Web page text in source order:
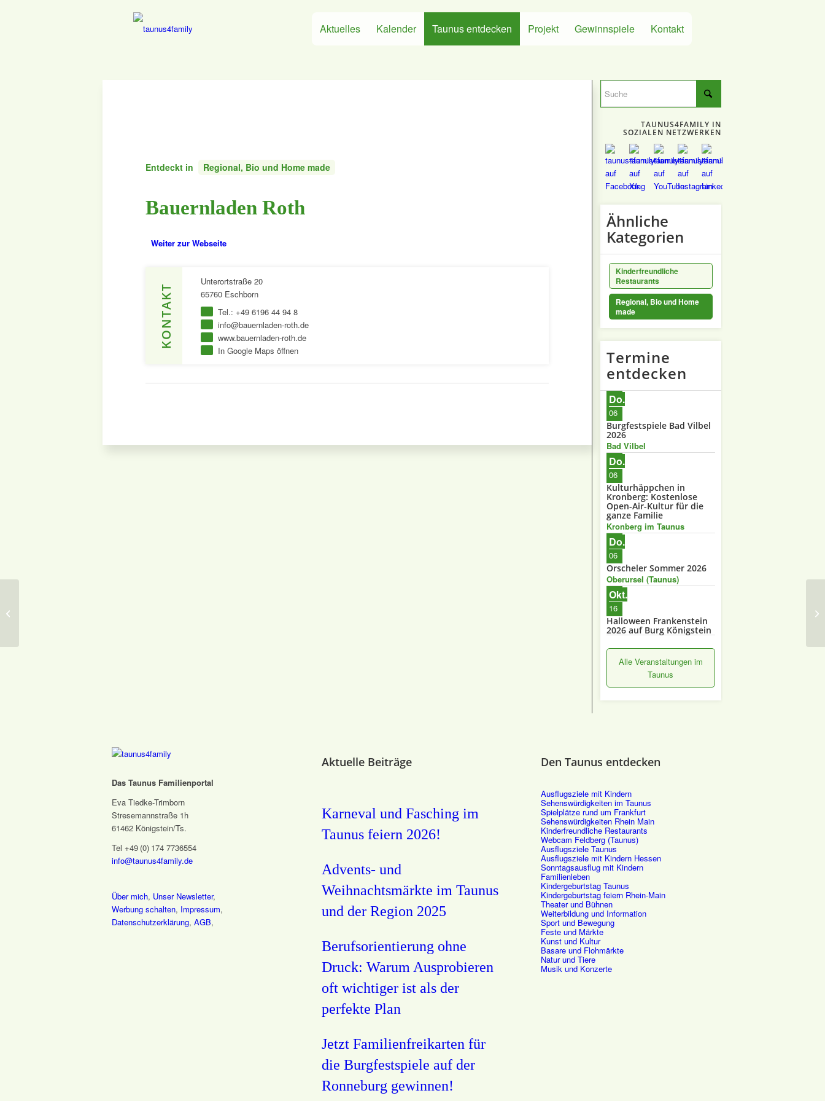
Aktuelles Kalender Taunus entdecken Projekt Gewinnspiele Kontakt
Entdeckt in Regional, Bio und Home made
Bauernladen Roth
Weiter zur Webseite
KONTAKT
Unterortstraße 20
65760 Eschborn
Tel.: +49 6196 44 94 8
info@bauernladen-roth.de
www.bauernladen-roth.de
In Google Maps öffnen
TAUNUS4FAMILY IN
SOZIALEN NETZWERKEN
Ähnliche
Kategorien
Kinderfreundliche
Restaurants
Regional, Bio und Home
made
Termine
entdecken
Do.
06
Burgfestspiele Bad Vilbel
2026
Bad Vilbel
Do.
06
Kulturhäppchen in
Kronberg: Kostenlose
Open-Air-Kultur für die
ganze Familie
Kronberg im Taunus
Do.
06
Orscheler Sommer 2026
Oberursel (Taunus)
Okt.
16
Halloween Frankenstein
2026 auf Burg Königstein
Alle Veranstaltungen im
Taunus
Das Taunus Familienportal
Eva Tiedke-Trimborn
Stresemannstraße 1h
61462 Königstein/Ts.
Tel +49 (0) 174 7736554
info@taunus4family.de
Über mich, Unser Newsletter,
Werbung schalten, Impressum,
Datenschutz­erklärung, AGB,
Aktuelle Beiträge
Karneval und Fasching im
Taunus feiern 2026!
Advents- und
Weihnachtsmärkte im Taunus
und der Region 2025
Berufsorientierung ohne
Druck: Warum Ausprobieren
oft wichtiger ist als der
perfekte Plan
Jetzt Familienfreikarten für
die Burgfestspiele auf der
Ronneburg gewinnen!
Den Taunus entdecken
Ausflugsziele mit Kindern
Sehenswürdigkeiten im Taunus
Spielplätze rund um Frankfurt
Sehenswürdigkeiten Rhein Main
Kinderfreundliche Restaurants
Webcam Feldberg (Taunus)
Ausflugsziele Taunus
Ausflugsziele mit Kindern Hessen
Sonntagsausflug mit Kindern
Familienleben
Kindergeburtstag Taunus
Kindergeburtstag feiern Rhein-Main
Theater und Bühnen
Weiterbildung und Information
Sport und Bewegung
Feste und Märkte
Kunst und Kultur
Basare und Flohmärkte
Natur und Tiere
Musik und Konzerte